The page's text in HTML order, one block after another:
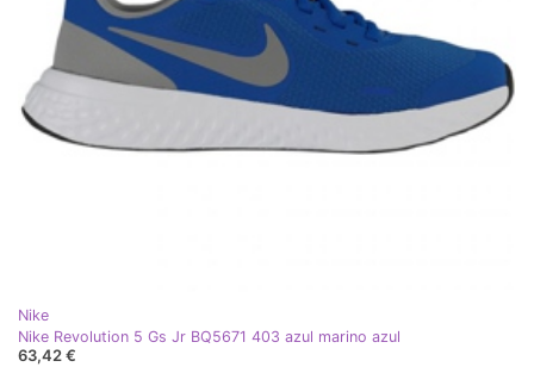
Nike
Nike Revolution 5 Gs Jr BQ5671 403 azul marino azul
63,42 €